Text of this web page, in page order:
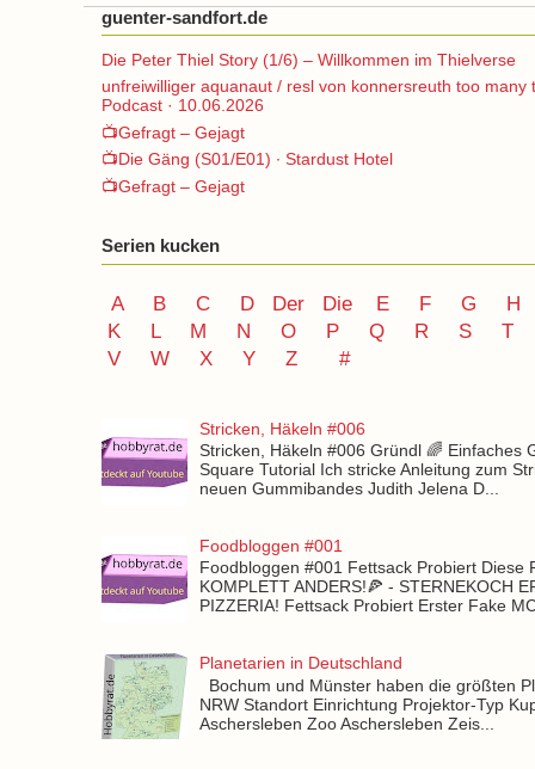
guenter-sandfort.de
Die Peter Thiel Story (1/6) – Willkommen im Thielverse
unfreiwilliger aquanaut / resl von konnersreuth too many
Podcast · 10.06.2026
📺Gefragt – Gejagt
📺Die Gäng (S01/E01) ∙ Stardust Hotel
📺Gefragt – Gejagt
Serien kucken
A B C D Der Die E F G
H
K
L M N O P Q R S
T
V
W X Y Z #
Stricken, Häkeln #006
Stricken, Häkeln #006 Gründl 🌈 Einfaches
Square Tutorial Ich stricke Anleitung zum
neuen Gummibandes Judith Jelena D...
Foodbloggen #001
Foodbloggen #001 Fettsack Probiert Diese
KOMPLETT ANDERS!🍕 - STERNEKOCH
PIZZERIA! Fettsack Probiert Erster Fake
Planetarien in Deutschland
Bochum und Münster haben die größten
NRW Standort Einrichtung Projektor-Typ
Aschersleben Zoo Aschersleben Zeis...